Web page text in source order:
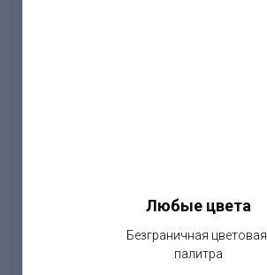
Любые цвета
Безграничная цветовая
палитра